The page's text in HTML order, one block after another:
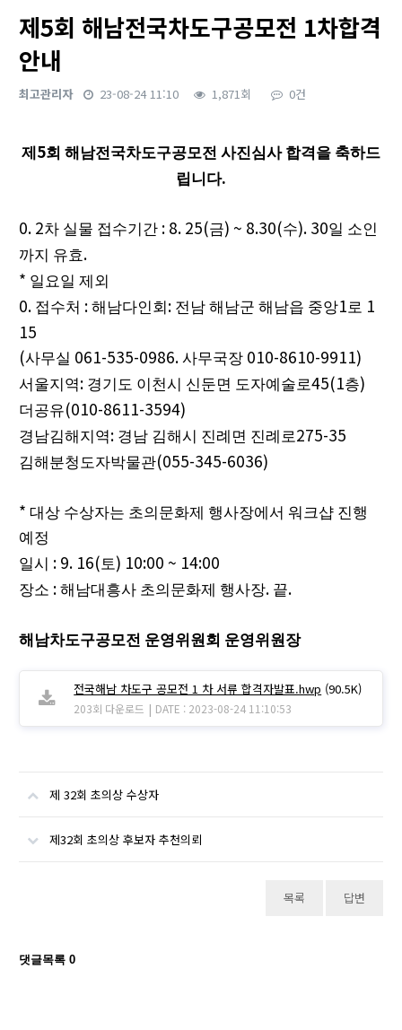
제5회 해남전국차도구공모전 1차합격
안내
최고관리자 23-08-24 11:10 1,871회 0건
제 5회 해남전국차도구공모전 사진심사 합격을 축하드
립니다.
0. 2차 실물 접수기간 : 8. 25(금) ~ 8.30(수). 30일 소인
까지 유효.
* 일요일 제외
0. 접수처 :해남다인회 : 전남 해남군 해남읍 중앙1로 1
15
(사무실 061-535-0986.사무국장 010-8610-9911)
서울지역: 경기도 이천시 신둔면 도자예술로45(1층)
더공유(010-8611-3594)
경남김해지역: 경남 김해시 진례면 진례로275-35
김해분청도자박물관(055-345-6036)
*대상 수상자는 초의문화제 행사장에서 워크샵 진행
예정
일시 : 9. 16(토) 10:00 ~ 14:00
장소 :해남대흥사 초의문화제 행사장. 끝.
해남차도구공모전 운영위원회 운영위원장
전국해남 차도구 공모전 1 차 서류 합격자발표.hwp (90.5K)
203회 다운로드 | DATE : 2023-08-24 11:10:53
제 32회 초의상 수상자
제32회 초의상 후보자 추천의뢰
목록 답변
댓글목록0